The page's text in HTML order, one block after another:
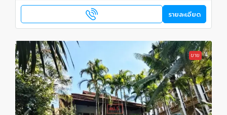
รายละเอียด
ขาย